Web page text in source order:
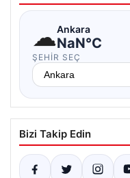
☁Ankara
NaN°C
ŞEHIR SEÇ
Bizi Takip Edin